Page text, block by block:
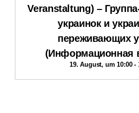
Veranstaltung) –
украинок и
переживающих
(Информационная
19. August, um 10:00-